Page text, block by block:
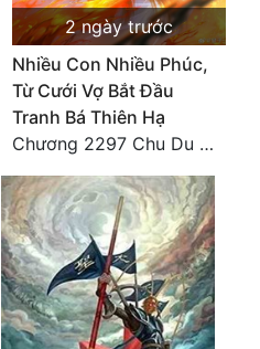
2 ngày trước
Nhiều Con Nhiều Phúc,
Từ Cưới Vợ Bắt Đầu
Tranh Bá Thiên Hạ
Chương 2297 Chu Du Du mang thai